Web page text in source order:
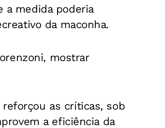
a medida poderia
da maconha.
mostrar
as críticas, sob
a eficiência da